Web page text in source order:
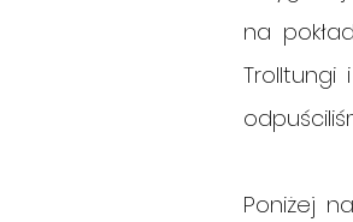
na
Trolltungi
Poniżej